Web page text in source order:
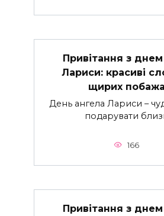
Привітання з
Лариси: красиві
щирих
День ангела Лариси –
подарувати
166
Привітання з